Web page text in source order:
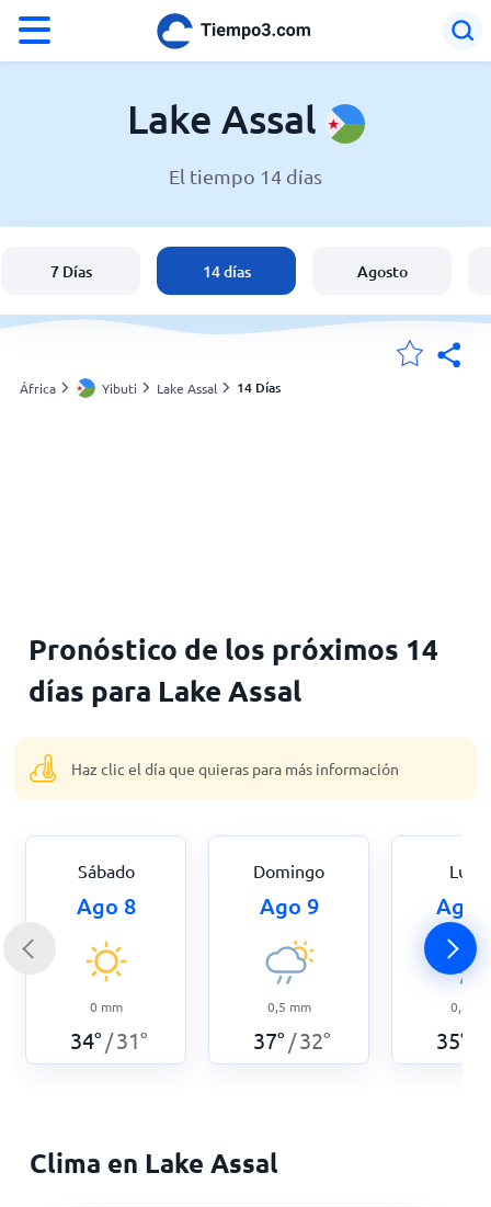
El clima en Lake Assal
España
Argentina
Lake Assal
El tiempo 14 días
7 Días 14 días Agosto
África Yibuti Lake Assal 14 Días
Pronóstico de los próximos 14
días para Lake Assal
Haz clic el día que quieras para más información
Sábado
Ago 8
0 mm
34° /31°
Domingo
Ago 9
0,5 mm
37° /32°
Ago
0,3
35°
Clima en Lake Assal